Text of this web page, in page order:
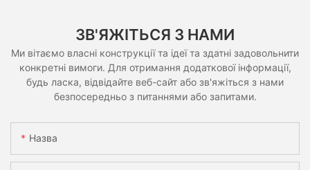
ЗВ'ЯЖІТЬСЯ З НАМИ
Ми вітаємо власні конструкції та ідеї та здатні задовольнити
конкретні вимоги. Для отримання додаткової інформації,
будь ласка, відвідайте веб-сайт або зв'яжіться з нами
безпосередньо з питаннями або запитами.
Назва